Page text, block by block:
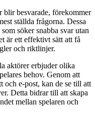
blir besvarade, förekommer
ställda frågorna. Dessa
söker snabba svar utan
är ett effektivt sätt att få
och riktlinjer.
aktörer erbjuder olika
behov. Genom att
och e-post, kan de se till att
Detta bidrar till att skapa
mellan spelaren och